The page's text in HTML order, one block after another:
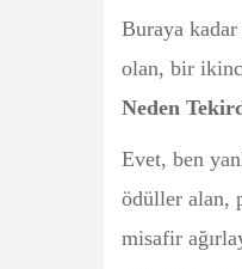
Buraya
olan, bir
Neden
Evet, ben
ödüller alan,
misafir